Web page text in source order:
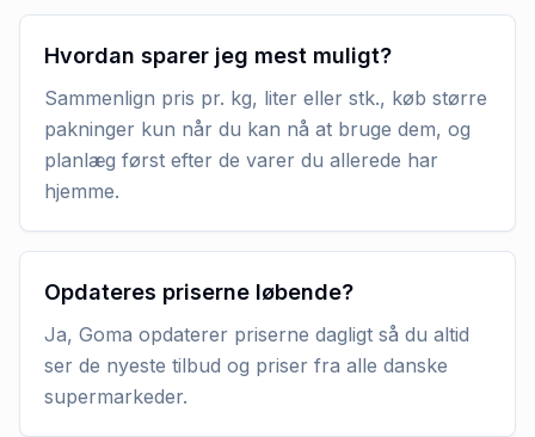
Hvordan sparer jeg mest muligt?
Sammenlign pris pr. kg, liter eller stk., køb større
pakninger kun når du kan nå at bruge dem, og
planlæg først efter de varer du allerede har
hjemme.
Opdateres priserne løbende?
Ja, Goma opdaterer priserne dagligt så du altid
ser de nyeste tilbud og priser fra alle danske
supermarkeder.